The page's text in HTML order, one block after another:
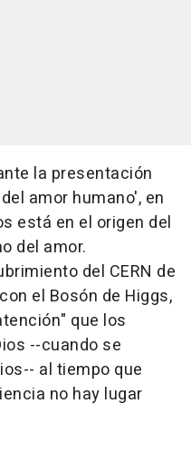
la presentación
amor humano', en
está en el origen del
del amor.
del CERN de
el Bosón de Higgs,
que los
--cuando se
al tiempo que
no hay lugar